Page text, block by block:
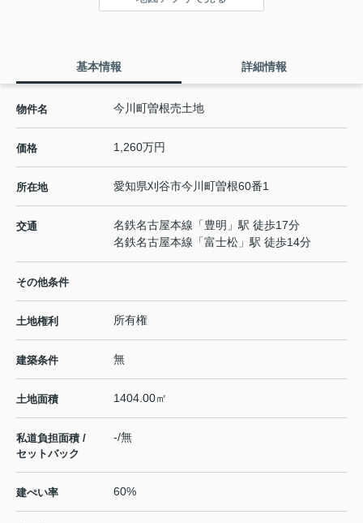
基本情報 詳細情報
物件名 今川町曽根売土地
価格 1,260万円
所在地 愛知県刈谷市今川町曽根60番1
交通 名鉄名古屋本線 「豊明 」駅 徒歩17分
名鉄名古屋本線 「富士松 」駅 徒歩14分
その他条件
土地権利 所有権
建築条件 無
土地面積 1404.00㎡
私道負担面積 /
セットバック
-/無
建ぺい率 60%